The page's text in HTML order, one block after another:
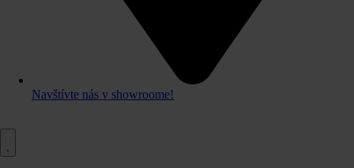
Navštívte nás v showroome!